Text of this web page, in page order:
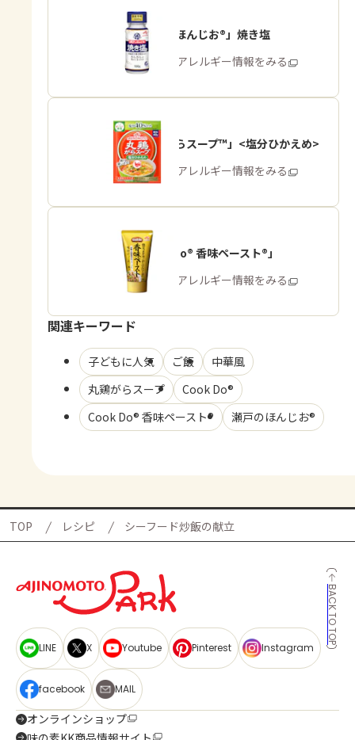
「瀬戸のほんじお®」焼き塩
商品・アレルギー情報をみる
「丸鶏がらスープ™」<塩分ひかえめ>
商品・アレルギー情報をみる
「Cook Do® 香味ペースト®」
商品・アレルギー情報をみる
関連キーワード
子どもに人気 ご飯
中華風
丸鶏がらスープ
Cook Do®
Cook Do® 香味ペースト®
瀬戸のほんじお®
TOP レシピ シーフード炒飯の献立
BACK TO TOP
LINE X Youtube Pinterest Instagram
facebook MAIL
オンラインショップ